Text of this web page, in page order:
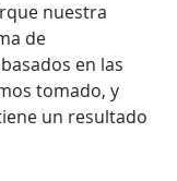
nuestra
de
en las
tomado, y
un resultado